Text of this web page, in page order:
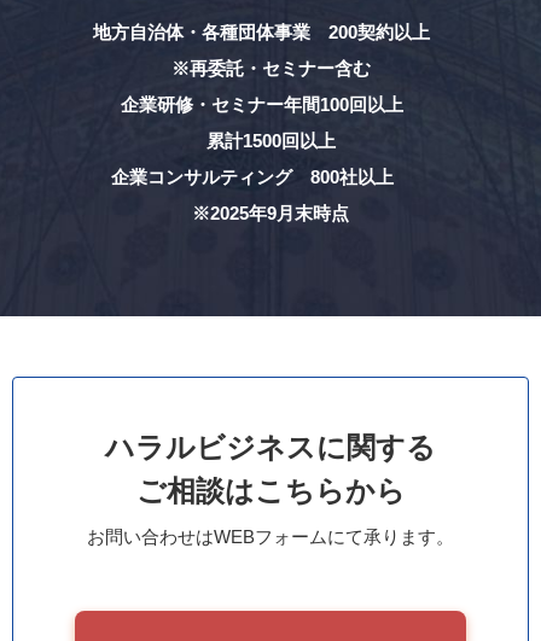
地方自治体・各種団体事業 200契約以上
※再委託・セミナー含む
企業研修・セミナー年間100回以上
累計1500回以上
企業コンサルティング 800社以上
※2025年9月末時点
ハラルビジネスに関する
ご相談はこちらから
お問い合わせはWEBフォームにて承ります。